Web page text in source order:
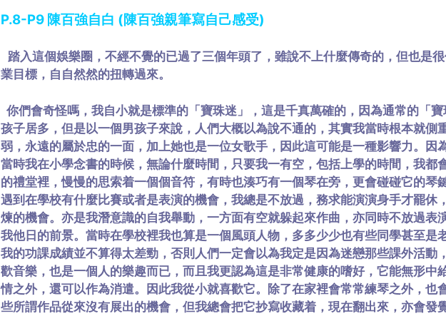
P.8-P9 陳百強自白 (陳百強親筆寫自己感受)
踏入這個娛樂圈，不經不覺的已過了三個年頭了，雖說不上什麼傳奇的，但也是
業目標，自自然然的扭轉過來。
你們會奇怪嗎，我自小就是標準的「寶珠迷」，這是千真萬確的，因為通常的「
孩子居多，但是以一個男孩子來說，人們大概以為說不通的，其實我當時根本就側
弱，永遠的屬於忠的一面，加上她也是一位女歌手，因此這可能是一種影響力。因
當時我在小學念書的時候，無論什麼時間，只要我一有空，包括上學的時間，我都
的禮堂裡，慢慢的思索着一個個音符，有時也湊巧有一個琴在旁，更會碰碰它的琴
遇到在學校有什麼比賽或者是表演的機會，我總是不放過，務求能演演身手才罷休
煉的機會。亦是我潛意識的自我舉動，一方面有空就躲起來作曲，亦同時不放過表
我他日的前景。當時在學校裡我也算是一個風頭人物，多多少少也有些同學甚至是
我的功課成績並不算得太差勁，否則人們一定會以為我定是因為迷戀那些課外活動
歡音樂，也是一個人的樂趣而已，而且我更認為這是非常健康的嗜好，它能無形中
情之外，還可以作為消遣。因此我從小就喜歡它。除了在家裡會常常練琴之外，也
些所謂作品從來沒有展出的機會，但我總會把它抄寫收藏着，現在翻出來，亦會發